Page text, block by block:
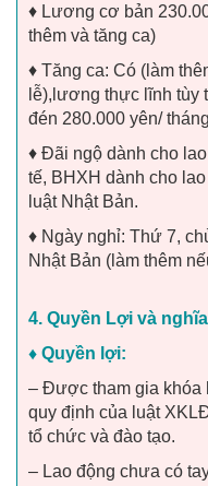
♦ Lương cơ bản
thêm và tăng ca)
♦ Tăng ca: Có (làm
lễ),lương thực lĩnh tùy
đén 280.000 yên/
♦ Đãi ngộ dành cho
tế, BHXH dành cho
luật Nhật Bản.
♦ Ngày nghỉ: Thứ 7,
Nhật Bản (làm thêm
4. Quyền Lợi và
♦ Quyền lợi:
– Được tham gia khóa
quy định của luật
tổ chức và đào tạo.
– Lao động chưa có